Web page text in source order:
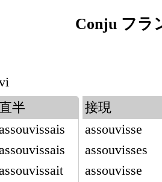
Conju フラ
直半
接現
assouvisse
assouvisses
assouvisse